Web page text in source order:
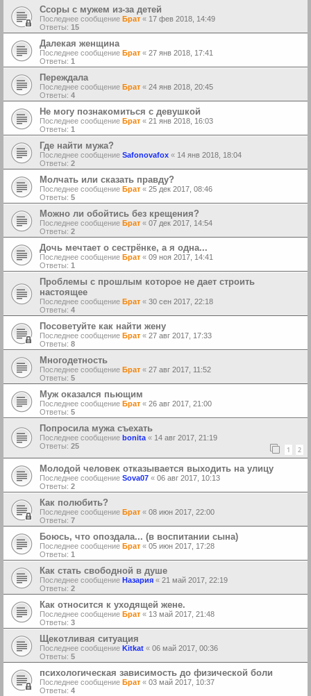
Ссоры с мужем из-за детей
Последнее сообщение Брат « 17 фев 2018, 14:49
Ответы: 15
Далекая женщина
Последнее сообщение Брат « 27 янв 2018, 17:41
Ответы: 1
Переждала
Последнее сообщение Брат « 24 янв 2018, 20:45
Ответы: 4
Не могу познакомиться с девушкой
Последнее сообщение Брат « 21 янв 2018, 16:03
Ответы: 1
Где найти мужа?
Последнее сообщение Safonovafox « 14 янв 2018, 18:04
Ответы: 2
Молчать или сказать правду?
Последнее сообщение Брат « 25 дек 2017, 08:46
Ответы: 5
Можно ли обойтись без крещения?
Последнее сообщение Брат « 07 дек 2017, 14:54
Ответы: 2
Дочь мечтает о сестрёнке, а я одна...
Последнее сообщение Брат « 09 ноя 2017, 14:41
Ответы: 1
Проблемы с прошлым которое не дает строить
настоящее
Последнее сообщение Брат « 30 сен 2017, 22:18
Ответы: 4
Посоветуйте как найти жену
Последнее сообщение Брат « 27 авг 2017, 17:33
Ответы: 8
Многодетность
Последнее сообщение Брат « 27 авг 2017, 11:52
Ответы: 5
Муж оказался пьющим
Последнее сообщение Брат « 26 авг 2017, 21:00
Ответы: 5
Попросила мужа съехать
Последнее сообщение bonita « 14 авг 2017, 21:19
Ответы: 25 1 2
Молодой человек отказывается выходить на улицу
Последнее сообщение Sova07 « 06 авг 2017, 10:13
Ответы: 2
Как полюбить?
Последнее сообщение Брат « 08 июн 2017, 22:00
Ответы: 7
Боюсь, что опоздала... (в воспитании сына)
Последнее сообщение Брат « 05 июн 2017, 17:28
Ответы: 1
Как стать свободной в душе
Последнее сообщение Назария « 21 май 2017, 22:19
Ответы: 2
Как относится к уходящей жене.
Последнее сообщение Брат « 13 май 2017, 21:48
Ответы: 3
Щекотливая ситуация
Последнее сообщение Kitkat « 06 май 2017, 00:36
Ответы: 5
психологическая зависимость до физической боли
Последнее сообщение Брат « 03 май 2017, 10:37
Ответы: 4